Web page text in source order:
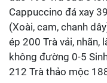
Cappuccino đá xay
(Xoài, cam, chanh
ép 200 Trà vải, nhãn,
không đường 0-5
212 Trà thảo mộc